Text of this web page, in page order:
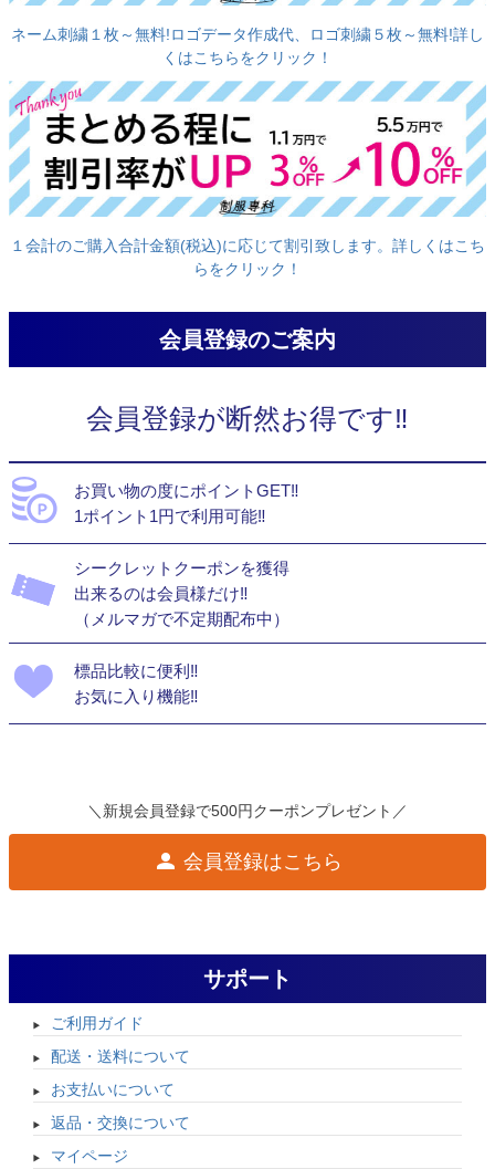
ネーム刺繍１枚～無料!ロゴデータ作成代、ロゴ刺繍５枚～無料!詳し
くはこちらをクリック！
１会計のご購入合計金額(税込)に応じて割引致します。詳しくはこち
らをクリック！
会員登録のご案内
会員登録が断然お得です‼
お買い物の度にポイントGET‼
1ポイント1円で利用可能‼
シークレットクーポンを獲得
出来るのは会員様だけ‼
（メルマガで不定期配布中）
標品比較に便利‼
お気に入り機能‼
＼新規会員登録で500円クーポンプレゼント／
会員登録はこちら
サポート
ご利用ガイド
配送・送料について
お支払いについて
返品・交換について
マイページ